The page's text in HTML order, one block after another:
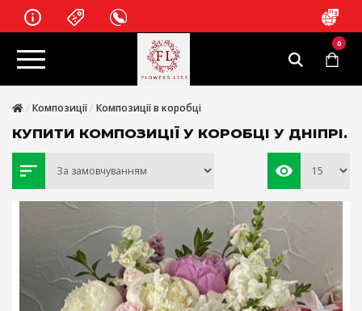
0
Композиції Композиції в коробці
КУПИТИ КОМПОЗИЦІЇ У КОРОБЦІ У ДНІПРІ.